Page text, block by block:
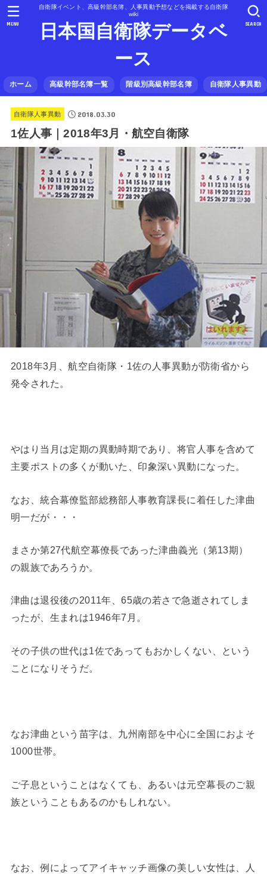
自衛隊イベント、高級幹部名簿、人事異動予想などを掲載する自衛隊
wiki
日本国自衛隊データベ
ース
ホーム 高級幹部名簿一覧 階級別高級幹部名簿 自衛隊人事異動
SEARCH
MENU
自衛隊人事異動 2018.03.30
1佐人事｜2018年3月・航空自衛隊
2018年3月、航空自衛隊・1佐の人事異動が防衛省から
発令された。
やはり当月は定期の異動時期であり、将官人事を含めて
主要ポストの多くが動いた、印象深い異動になった。
なお、統合幕僚監部総務部人事教育課長に着任した津曲
明一だが・・・
まさか第27代航空幕僚長であった津曲義光（第13期）
の親族であろうか。
津曲は退役後の2011年、65歳の若さで急逝されてしま
ったが、生まれは1946年7月。
その子供の世代は1佐であってもおかしくない、という
ことになりそうだ。
なお津曲という苗字は、九州南部を中心に全国におよそ
1000世帯。
ご子息ということはなくても、あるいは元空幕長のご親
族ということもあるのかもしれない。
なお、例によってアイキャッチ画像の美しい女性は、人